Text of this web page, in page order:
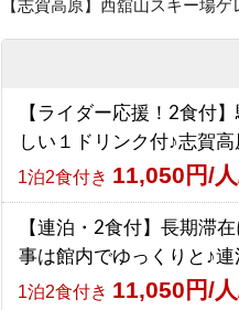
【南館】【夕朝食付】連
の前！小学生までリフト
16,792円/
【西館】【室料】バリュ
の前！小学生までリフト
素泊まり9,000円/人/
ラン！お食事はオプショ
素泊まり 8,500円/人/
【志賀高原】西舘山スキー場
【ライダー応援！2食付
しい１ドリンク付♪志賀
1泊2食付き 11,050円/
【連泊・2食付】長期滞
事は館内でゆっくりと♪
1泊2食付き 11,050円/